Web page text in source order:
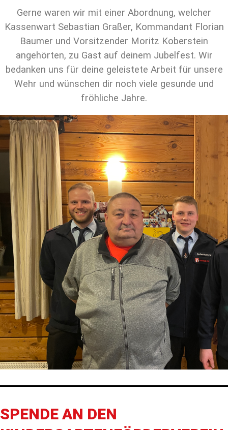
Gerne waren wir mit einer Abordnung, welcher
Kassenwart Sebastian Graßer, Kommandant Florian
Baumer und Vorsitzender Moritz Koberstein
angehörten, zu Gast auf deinem Jubelfest. Wir
bedanken uns für deine geleistete Arbeit für unsere
Wehr und wünschen dir noch viele gesunde und
fröhliche Jahre.
SPENDE AN DEN